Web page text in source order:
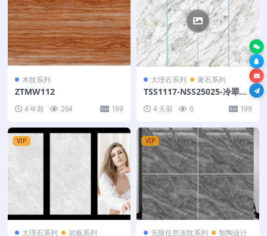
木纹系列
ZTMW112
4 年前 264 199
大理石系列 奢石系列
TSS1117-NSS25025-冷翠白-
4 天前 6 199
VIP
大理石系列 岩板系列
VIP
无限任意连纹系列 智陶设计